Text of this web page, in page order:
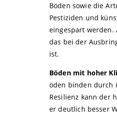
Böden sowie die
Pestiziden und
eingespart werden.
das bei der
ist.
Böden mit hoher
öden binden durch
Resilienz kann der
er deutlich besser